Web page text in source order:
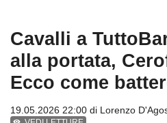
Cavalli a
alla portata,
Ecco come
19.05.2026 22:00 di Lorenzo